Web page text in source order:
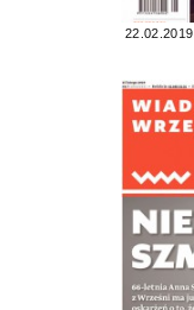
22.02.2019